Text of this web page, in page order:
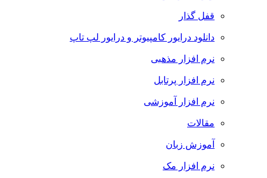
قفل گذار
دانلود درایور کامپیوتر و درایور لپ تاپ
نرم افزار مذهبی
نرم افزار پرتابل
نرم افزار آموزشی
مقالات
آموزش زبان
نرم افزار مک